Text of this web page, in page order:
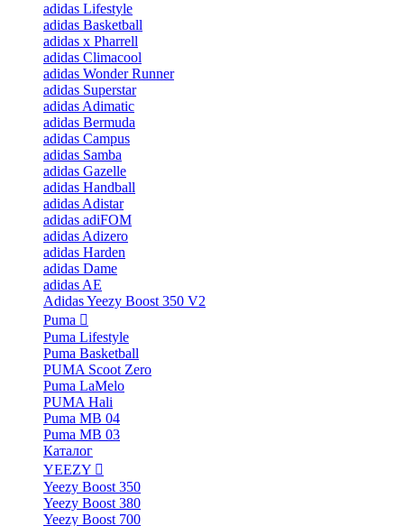
adidas Lifestyle
adidas Basketball
adidas x Pharrell
adidas Climacool
adidas Wonder Runner
adidas Superstar
adidas Adimatic
adidas Bermuda
adidas Campus
adidas Samba
adidas Gazelle
adidas Handball
adidas Adistar
adidas adiFOM
adidas Adizero
adidas Harden
adidas Dame
adidas AE
Adidas Yeezy Boost 350 V2
Puma
Puma Lifestyle
Puma Basketball
PUMA Scoot Zero
Puma LaMelo
PUMA Hali
Puma MB 04
Puma MB 03
Каталог
YEEZY
Yeezy Boost 350
Yeezy Boost 380
Yeezy Boost 700